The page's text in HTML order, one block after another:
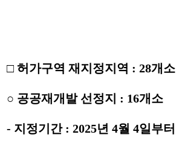
□ 허가구역 재지정지역 : 28개소
○ 공공재개발 선정지 : 16개소
- 지정기간 : 2025년 4월 4일부터